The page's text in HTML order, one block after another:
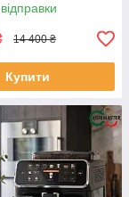
14 400 ₴
Купити